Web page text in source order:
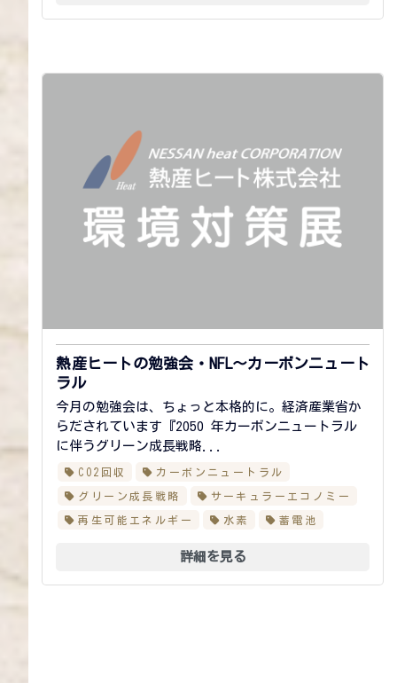
熱産ヒートの勉強会・NFL～カーボンニュート
ラル
今月の勉強会は、ちょっと本格的に。経済産業省か
らだされています『2050 年カーボンニュートラル
に伴うグリーン成長戦略...
CO2回収 カーボンニュートラル
グリーン成長戦略 サーキュラーエコノミー
再生可能エネルギー 水素 蓄電池
詳細を見る